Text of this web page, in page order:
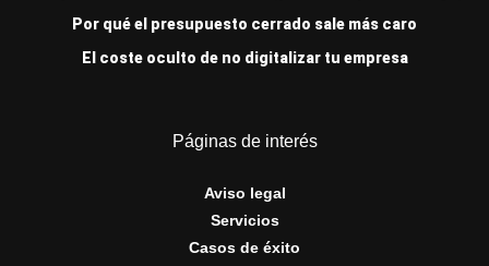
Por qué el presupuesto cerrado sale más caro
El coste oculto de no digitalizar tu empresa
Páginas de interés
Aviso legal
Servicios
Casos de éxito